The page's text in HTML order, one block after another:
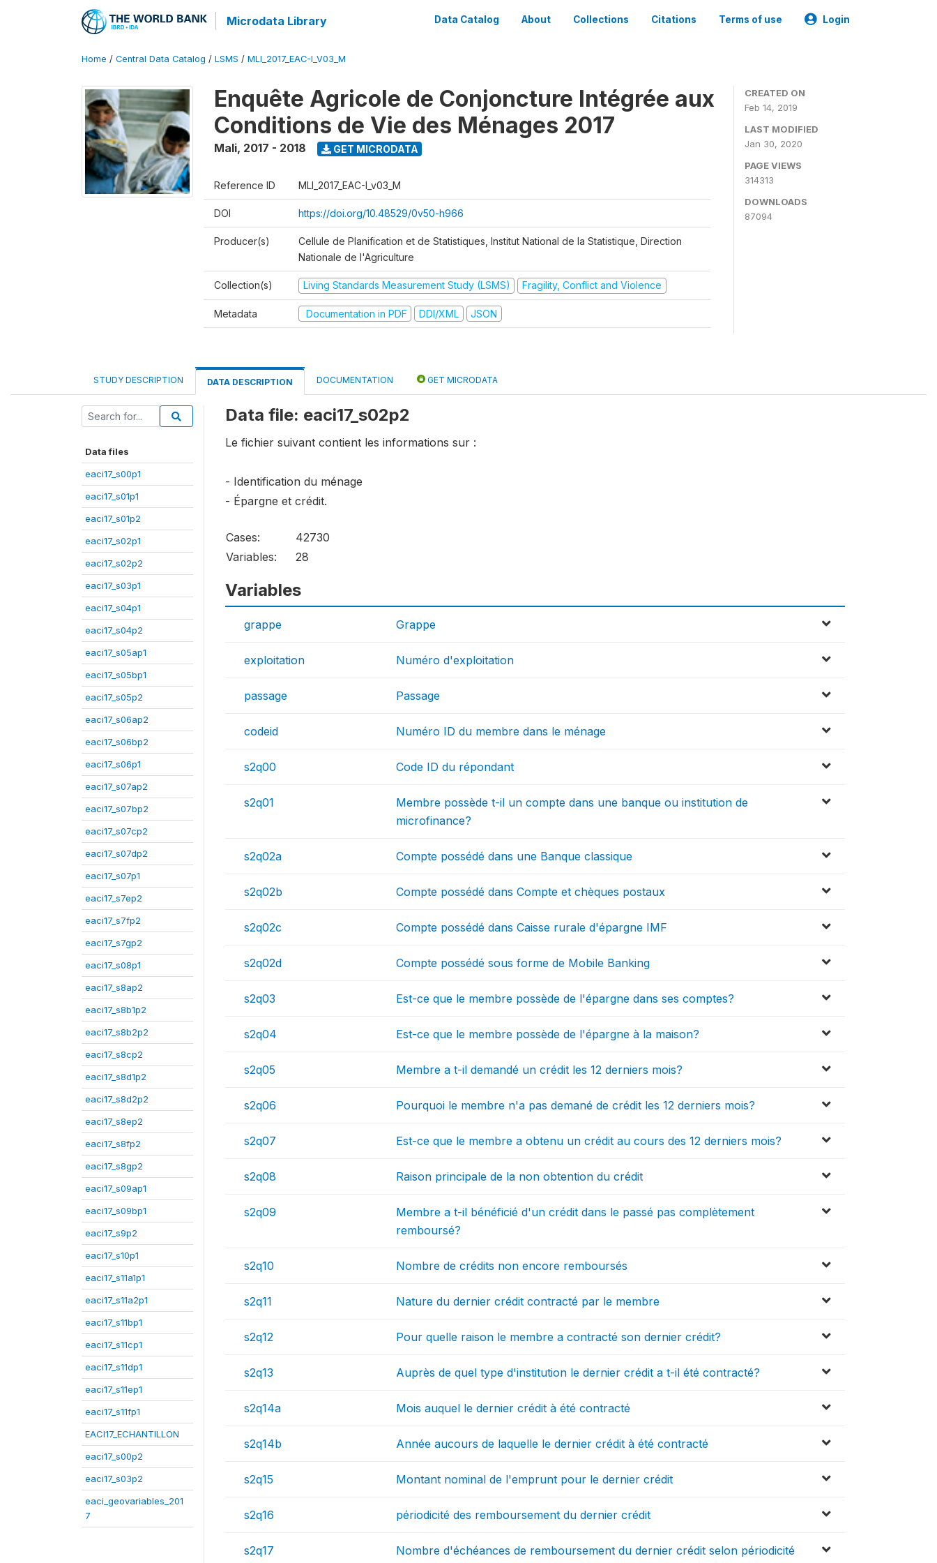
Microdata Library Data Catalog About Collections Citations Terms of use Login
Home / Central Data Catalog / LSMS / MLI_2017_EAC-I_V03_M
Enquête Agricole de Conjoncture Intégrée aux
Conditions de Vie des Ménages 2017
Mali, 2017 - 2018 GET MICRODATA
Reference ID MLI_2017_EAC-I_v03_M
DOI https://doi.org/10.48529/0v50-h966
Producer(s)
Cellule de Planification et de Statistiques, Institut National de la Statistique, Direction
Nationale de l'Agriculture
Collection(s) Living Standards Measurement Study (LSMS) Fragility, Conflict and Violence
Metadata Documentation in PDF DDI/XML JSON
CREATED ON
Feb 14, 2019
LAST MODIFIED
Jan 30, 2020
PAGE VIEWS
314313
DOWNLOADS
87094
STUDY DESCRIPTION DATA DESCRIPTION DOCUMENTATION GET MICRODATA
Data files
eaci17_s00p1
eaci17_s01p1
eaci17_s01p2
eaci17_s02p1
eaci17_s02p2
eaci17_s03p1
eaci17_s04p1
eaci17_s04p2
eaci17_s05ap1
eaci17_s05bp1
eaci17_s05p2
eaci17_s06ap2
eaci17_s06bp2
eaci17_s06p1
eaci17_s07ap2
eaci17_s07bp2
eaci17_s07cp2
eaci17_s07dp2
eaci17_s07p1
eaci17_s7ep2
eaci17_s7fp2
eaci17_s7gp2
eaci17_s08p1
eaci17_s8ap2
eaci17_s8b1p2
eaci17_s8b2p2
eaci17_s8cp2
eaci17_s8d1p2
eaci17_s8d2p2
eaci17_s8ep2
eaci17_s8fp2
eaci17_s8gp2
eaci17_s09ap1
eaci17_s09bp1
eaci17_s9p2
eaci17_s10p1
eaci17_s11a1p1
eaci17_s11a2p1
eaci17_s11bp1
eaci17_s11cp1
eaci17_s11dp1
eaci17_s11ep1
eaci17_s11fp1
EACI17_ECHANTILLON
eaci17_s00p2
eaci17_s03p2
eaci_geovariables_201
7
Data file: eaci17_s02p2
Le fichier suivant contient les informations sur :
- Identification du ménage
- Épargne et crédit.
Cases:
42730
Variables:
28
Variables
grappe Grappe
exploitation Numéro d'exploitation
passage Passage
codeid Numéro ID du membre dans le ménage
s2q00 Code ID du répondant
s2q01
Membre possède t-il un compte dans une banque ou institution de
microfinance?
s2q02a Compte possédé dans une Banque classique
s2q02b Compte possédé dans Compte et chèques postaux
s2q02c Compte possédé dans Caisse rurale d'épargne IMF
s2q02d Compte possédé sous forme de Mobile Banking
s2q03 Est-ce que le membre possède de l'épargne dans ses comptes?
s2q04 Est-ce que le membre possède de l'épargne à la maison?
s2q05 Membre a t-il demandé un crédit les 12 derniers mois?
s2q06 Pourquoi le membre n'a pas demané de crédit les 12 derniers mois?
s2q07 Est-ce que le membre a obtenu un crédit au cours des 12 derniers mois?
s2q08 Raison principale de la non obtention du crédit
s2q09
Membre a t-il bénéficié d'un crédit dans le passé pas complètement
remboursé?
s2q10 Nombre de crédits non encore remboursés
s2q11 Nature du dernier crédit contracté par le membre
s2q12 Pour quelle raison le membre a contracté son dernier crédit?
s2q13 Auprès de quel type d'institution le dernier crédit a t-il été contracté?
s2q14a Mois auquel le dernier crédit à été contracté
s2q14b Année aucours de laquelle le dernier crédit à été contracté
s2q15 Montant nominal de l'emprunt pour le dernier crédit
s2q16 périodicité des remboursement du dernier crédit
s2q17
Nombre d'échéances de remboursement du dernier crédit selon périodicité